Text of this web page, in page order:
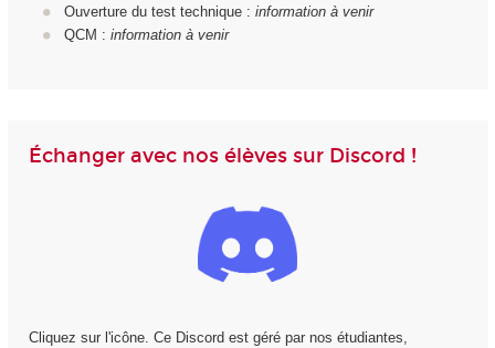
Ouverture du test technique : information à venir
QCM : information à venir
Échanger avec nos élèves sur Discord !
Cliquez sur l'icône. Ce Discord est géré par nos étudiantes,